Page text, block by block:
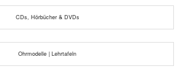
CDs, Hörbücher & DVDs
Ohrmodelle | Lehrtafeln